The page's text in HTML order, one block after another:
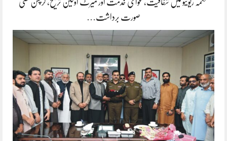
محکمہ ریونیو میں شفافیت، عوامی خدمت اور میرٹ اولین ترجیح، کرپشن کسی
صورت برداشت…